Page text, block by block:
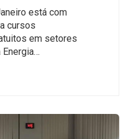
está com
cursos
em setores